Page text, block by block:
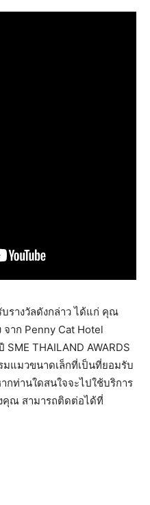
รางวัลดังกล่าว ได้แก่ คุณ
จาก Penny Cat Hotel
THAILAND AWARDS
แมวขนาดเล็กที่เป็นที่ยอมรับ
กท่านใดสนใจจะไปใช้บริการ
คุณ สามารถติดต่อได้ที่